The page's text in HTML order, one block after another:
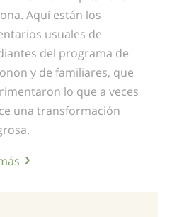
Aquí están los
usuales de
del programa de
y de familiares, que
lo que a veces
una transformación